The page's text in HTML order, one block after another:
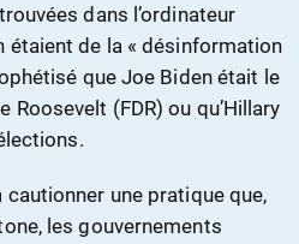
dans l’ordinateur
étaient de la « désinformation
que Joe Biden était le
Roosevelt (FDR) ou qu’Hillary
une pratique que,
les gouvernements